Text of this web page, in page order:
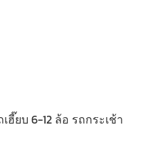
ฮี๊ยบ 6-12 ล้อ รถกระเช้า